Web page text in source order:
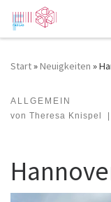
Zum Inhalt springen
Start»Neuigkeiten »
ALLGEMEIN
von Theresa Knispel |